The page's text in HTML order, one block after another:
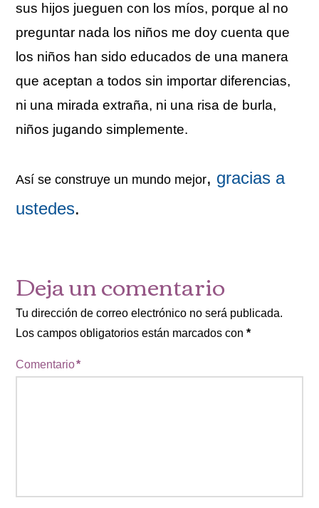
sus hijos jueguen con los míos, porque al no
preguntar nada los niños me doy cuenta que
los niños han sido educados de una manera
que aceptan a todos sin importar diferencias,
ni una mirada extraña, ni una risa de burla,
niños jugando simplemente.
Así se construye un mundo mejor, gracias a
ustedes.
Deja un comentario
Tu dirección de correo electrónico no será publicada.
Los campos obligatorios están marcados con*
Comentario*